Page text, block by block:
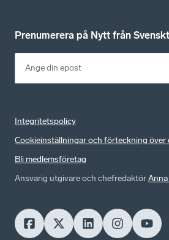
Prenumerera på Nytt från
Integritetspolicy
Cookieinställningar och förteckning över
Bli medlemsföretag
Ansvarig utgivare och chefredaktör